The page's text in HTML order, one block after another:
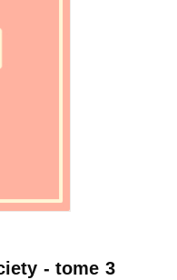
- tome 3